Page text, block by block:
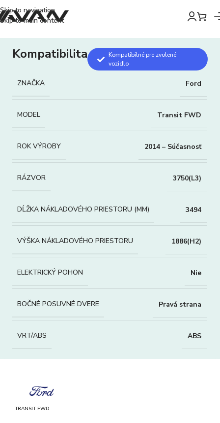
Skip to navigation
Skip to main content
Kompatibilita
Kompatibilné pre zvolené
vozidlo
ZNAČKA Ford
MODEL Transit FWD
ROK VÝROBY 2014 – Súčasnosť
RÁZVOR 3750(L3)
DĹŽKA NÁKLADOVÉHO PRIESTORU (MM) 3494
VÝŠKA NÁKLADOVÉHO PRIESTORU 1886(H2)
ELEKTRICKÝ POHON Nie
BOČNÉ POSUVNÉ DVERE Pravá strana
VRT/ABS ABS
TRANSIT FWD